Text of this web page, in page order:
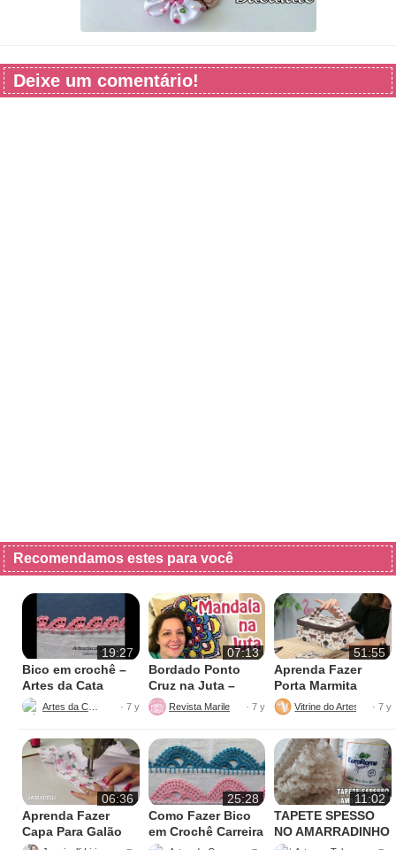
Deixe um comentário!
Recomendamos estes para você
19:27
Bico em crochê –
Artes da Cata
· 7 y
07:13
Bordado Ponto
Cruz na Juta –
Fácil de Fazer
Revista Marileny Ponto Cruz
· 7 y
51:55
Aprenda Fazer
Porta Marmita
Térmica
Vitrine do Artesanato
· 7 y
06:36
Aprenda Fazer
Capa Para Galão
25:28
Como Fazer Bico
em Crochê Carreira
11:02
TAPETE SPESSO
NO AMARRADINHO